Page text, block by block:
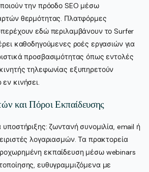
την πρόοδο SEO μέσω
θερμότητας. Πλατφόρμες
εδώ περιλαμβάνουν το Surfer
καθοδηγούμενες ροές εργασιών για
προσβασιμότητας όπως εντολές
τηλεφωνίας εξυπηρετούν
κινήσει.
και Πόροι Εκπαίδευσης
ζωντανή συνομιλία, email ή
λογαριασμών. Τα πρακτορεία
εκπαίδευση μέσω webinars
ευθυγραμμιζόμενα με